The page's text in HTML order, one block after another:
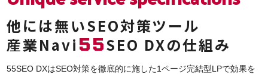
他には無いSEO対策ツール
産業Navi 55SEO DXの仕組み
55SEO DXはSEO対策を徹底的に施した1ページ完結型LPで効果を